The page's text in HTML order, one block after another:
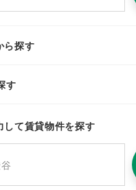
ら探す
す
て賃貸物件を探す